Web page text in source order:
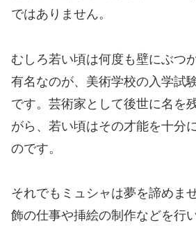
ではありません。
むしろ若い頃は何度も壁にぶつ
有名なのが、美術学校の入学試
です。芸術家として後世に名を
がら、若い頃はその才能を十分
のです。
それでもミュシャは夢を諦めま
飾の仕事や挿絵の制作などを行